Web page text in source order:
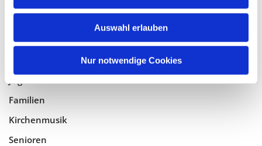
Auswahl erlauben
Nur notwendige Cookies
Geistlicher Raum
Taufe, Kommunion & Trauung
Familien
Kirchenmusik
Senioren